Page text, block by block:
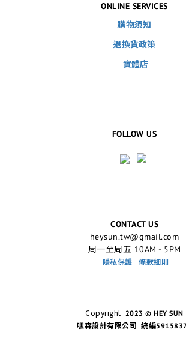
ONLINE SERVICES
購物須知
退換貨政策
實體店
FOLLOW US
CONTACT US
heysun.tw@gmail.com
周一至周五 10AM - 5PM
隱私保護 條款細則
Copyright 2023 © HEY SUN
嘿森設計有限公司 統編